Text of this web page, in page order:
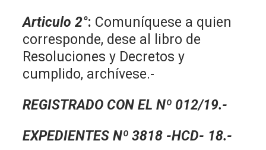
Articulo 2°: Comuníquese a quien
corresponde, dese al libro de
Resoluciones y Decretos y
cumplido, archívese.-
REGISTRADO CON EL Nº 012/19.-
EXPEDIENTES Nº 3818 -HCD- 18.-